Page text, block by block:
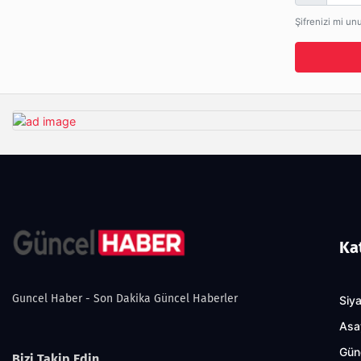
Şifrenizi mi
Guncel Haber - Son Dakika Güncel Haberler